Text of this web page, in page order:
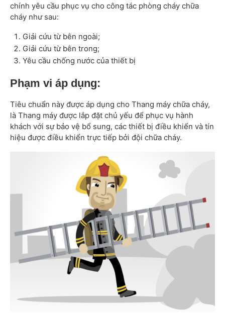
chính yêu cầu phục vụ cho công tác phòng cháy chữa
cháy như sau:
Giải cứu từ bên ngoài;
Giải cứu từ bên trong;
Yêu cầu chống nước của thiết bị
Phạm vi áp dụng:
Tiêu chuẩn này được áp dụng cho Thang máy chữa cháy,
là Thang máy được lắp đặt chủ yếu để phục vụ hành
khách với sự bảo vệ bổ sung, các thiết bị điều khiển và tín
hiệu được điều khiển trực tiếp bởi đội chữa cháy.